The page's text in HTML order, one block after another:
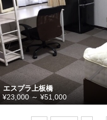
エスプラ上板橋
¥23,000 ～ ¥51,000